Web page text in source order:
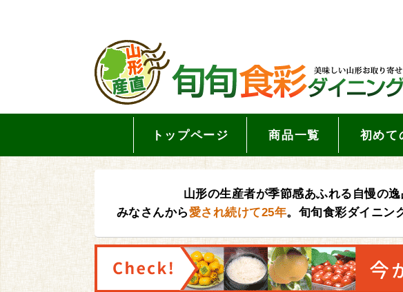
トップページ 商品一覧 初めて
山形の生産者が季節感あふれる自慢の
みなさんから愛され続けて25年。旬旬食彩ダイニン